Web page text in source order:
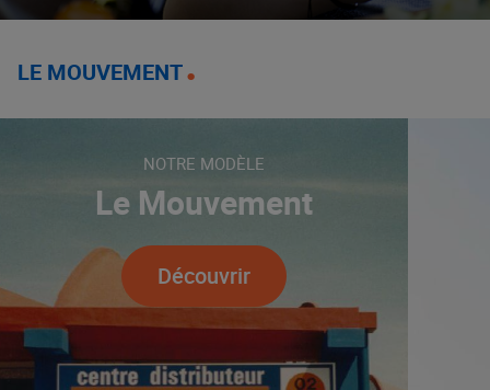
LE MOUVEMENT
NOTRE MODÈLE
Le Mouvement
Découvrir